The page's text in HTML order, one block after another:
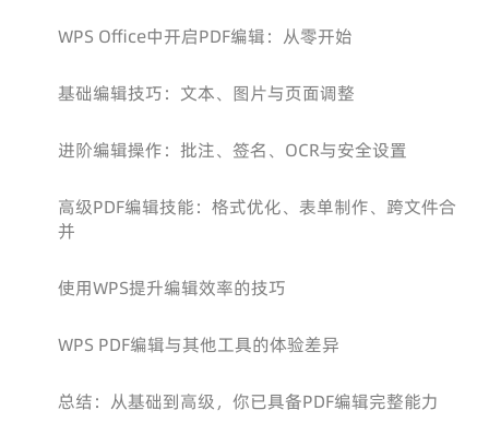
WPS Office中开启PDF编辑：从零开始
基础编辑技巧：文本、图片与页面调整
进阶编辑操作：批注、签名、OCR与安全设置
高级PDF编辑技能：格式优化、表单制作、跨文件合
并
使用WPS提升编辑效率的技巧
WPS PDF编辑与其他工具的体验差异
总结：从基础到高级，你已具备PDF编辑完整能力